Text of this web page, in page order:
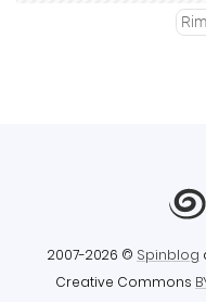
2007-2026 © Spinblog
Creative Commons